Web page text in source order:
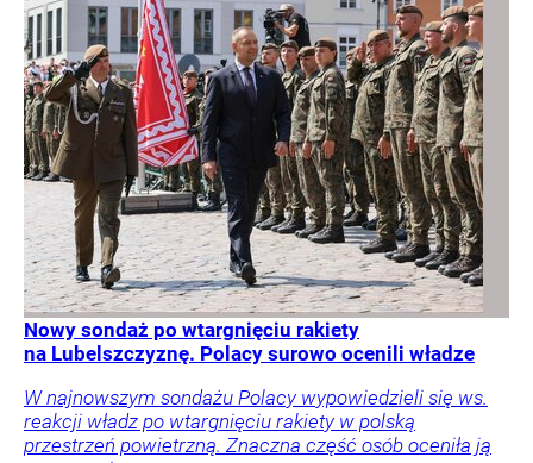
Nowy sondaż po wtargnięciu rakiety
na Lubelszczyznę. Polacy surowo ocenili władze
W najnowszym sondażu Polacy wypowiedzieli się ws.
reakcji władz po wtargnięciu rakiety w polską
przestrzeń powietrzną. Znaczna część osób oceniła ją